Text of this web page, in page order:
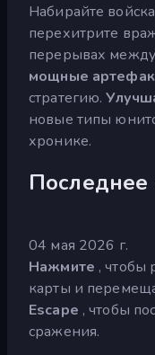
Набирайте
перехитрите
перерывах
мощные
стратегию.
новые типы
хронике.
Последнее
04 мая 2026 г.
Нажмите , чтобы
карты и
Escape , чтобы
сражения.